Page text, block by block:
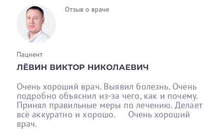
Отзыв о враче
Пациент
ЛЁВИН ВИКТОР НИКОЛАЕВИЧ
Очень хороший врач. Выявил болезнь. Очень
подробно объяснил из-за чего, как и почему.
Принял правильные меры по лечению. Делает
всё аккуратно и хорошо. Очень хороший
врач.